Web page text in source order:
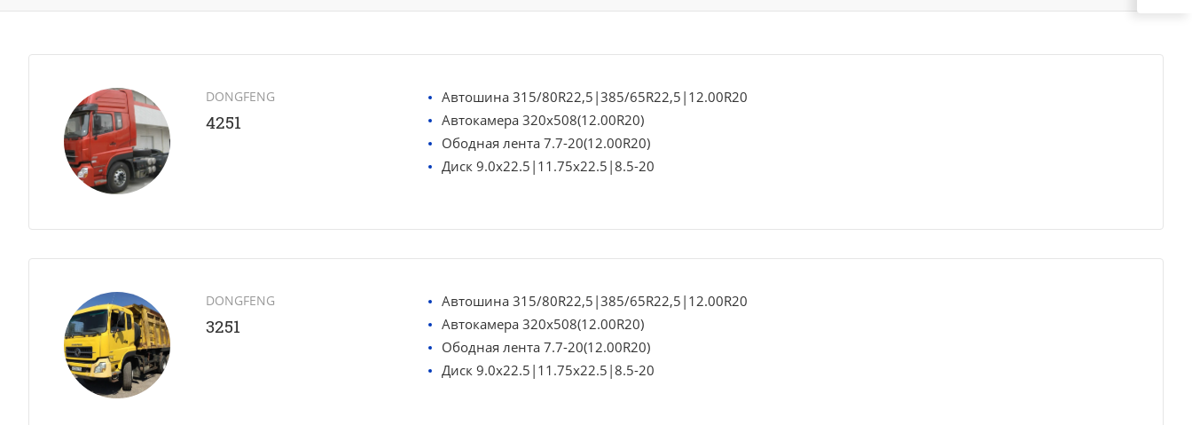
DONGFENG
4251
Автошина 315/80R22,5|385/65R22,5|12.00R20
Автокамера 320х508(12.00R20)
Ободная лента 7.7-20(12.00R20)
Диск 9.0x22.5|11.75x22.5|8.5-20
DONGFENG
3251
Автошина 315/80R22,5|385/65R22,5|12.00R20
Автокамера 320х508(12.00R20)
Ободная лента 7.7-20(12.00R20)
Диск 9.0x22.5|11.75x22.5|8.5-20